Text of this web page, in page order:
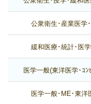
公衆衛生･産業医学
緩和医療･統計･医
医学一般(東洋医学･ｺﾝ
医学一般･ME･東洋